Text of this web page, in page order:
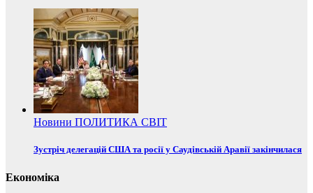
Новини ПОЛИТИКА СВІТ
Зустріч делегацій США та росії у Саудівській Аравії закінчилася
Економіка